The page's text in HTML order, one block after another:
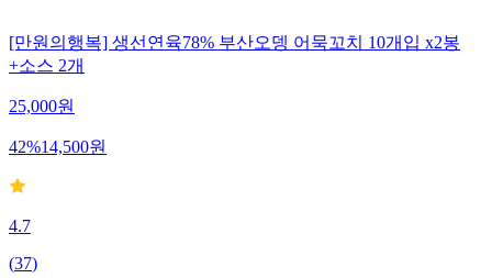
[만원의행복] 생선연육78% 부산오뎅 어묵꼬치 10개입 x2봉
+소스 2개
25,000원
42%14,500원
4.7
(37)